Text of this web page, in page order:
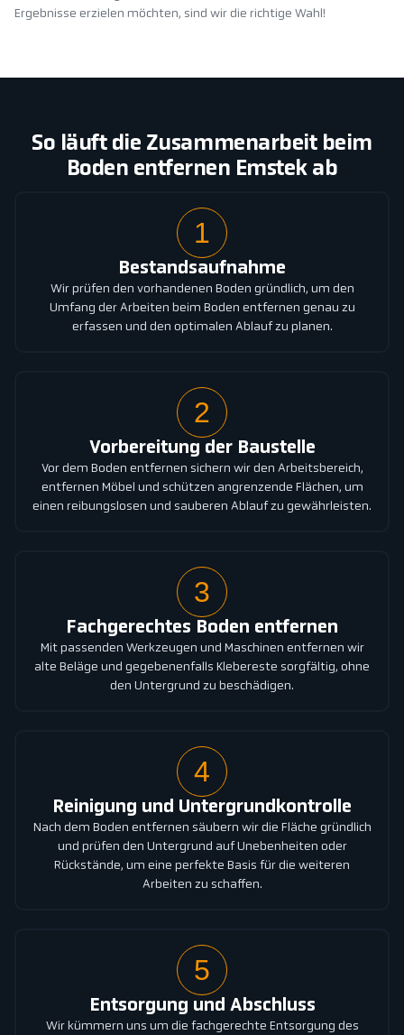
Ergebnisse erzielen möchten, sind wir die richtige Wahl!
So läuft die Zusammenarbeit beim
Boden entfernen Emstek ab
1
Bestandsaufnahme
Wir prüfen den vorhandenen Boden gründlich, um den
Umfang der Arbeiten beim Boden entfernen genau zu
erfassen und den optimalen Ablauf zu planen.
2
Vorbereitung der Baustelle
Vor dem Boden entfernen sichern wir den Arbeitsbereich,
entfernen Möbel und schützen angrenzende Flächen, um
einen reibungslosen und sauberen Ablauf zu gewährleisten.
3
Fachgerechtes Boden entfernen
Mit passenden Werkzeugen und Maschinen entfernen wir
alte Beläge und gegebenenfalls Klebereste sorgfältig, ohne
den Untergrund zu beschädigen.
4
Reinigung und Untergrundkontrolle
Nach dem Boden entfernen säubern wir die Fläche gründlich
und prüfen den Untergrund auf Unebenheiten oder
Rückstände, um eine perfekte Basis für die weiteren
Arbeiten zu schaffen.
5
Entsorgung und Abschluss
Wir kümmern uns um die fachgerechte Entsorgung des